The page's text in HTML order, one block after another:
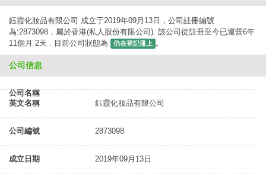
鈺霞化妝品有限公司 成立于2019年09月13日，公司註冊編號
為:2873098，屬於香港(私人股份有限公司). 該公司從註冊至今已運營6年
11個月 2天 . 目前公司狀態為
仍在登記冊上 。
公司信息
公司名稱
英文名稱
鈺霞化妝品有限公司
公司編號 2873098
成立日期 2019年09月13日